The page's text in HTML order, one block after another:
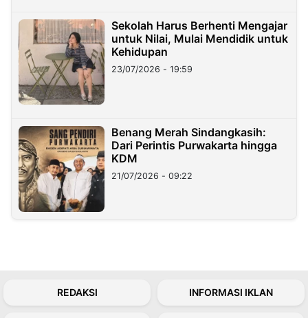
Sekolah Harus Berhenti Mengajar
untuk Nilai, Mulai Mendidik untuk
Kehidupan
23/07/2026 - 19:59
Benang Merah Sindangkasih:
Dari Perintis Purwakarta hingga
KDM
21/07/2026 - 09:22
REDAKSI INFORMASI IKLAN